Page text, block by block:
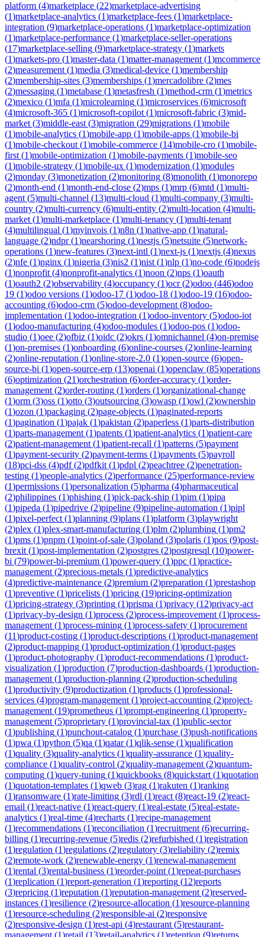
platform (4)marketplace (22)marketplace-advertising
(1)marketplace-analytics (1)marketplace-fees (1)marketplace-
integration (9)marketplace-operations (1)marketplace-optimization
(1)marketplace-performance (1)marketplace-seller-operations
(17)marketplace-selling (9)marketplace-strategy (1)markets
(1)markets-pro (1)master-data (1)matter-management (1)mcommerce
(2)measurement (1)media (3)medical-device (1)membership
(2)membership-sites (3)memberships (1)mercadolibre (2)mes
(2)messaging (1)metabase (1)metasfresh (1)method-crm (1)metrics
(2)mexico (1)mfa (1)microlearning (1)microservices (6)microsoft
(4)microsoft-365 (1)microsoft-copilot (1)microsoft-fabric (3)mid-
market (3)middle-east (3)migration (29)migrations (1)mobile
(1)mobile-analytics (1)mobile-app (1)mobile-apps (1)mobile-bi
(1)mobile-checkout (1)mobile-commerce (14)mobile-cro (1)mobile-
first (1)mobile-optimization (1)mobile-payments (1)mobile-seo
(1)mobile-strategy (1)mobile-ux (1)modernization (1)modules
(2)monday (3)monetization (2)monitoring (8)monolith (1)monorepo
(2)month-end (1)month-end-close (2)mps (1)mrp (6)mtd (1)multi-
agent (5)multi-channel (13)multi-cloud (1)multi-company (3)multi-
country (2)multi-currency (6)multi-entity (2)multi-location (4)multi-
market (1)multi-marketplace (1)multi-tenancy (1)multi-tenant
(4)multilingual (1)myinvois (1)n8n (1)native-app (1)natural-
language (2)ndpr(1)nearshoring (1)nestjs (5)netsuite (5)network-
operations (1)new-features (3)next-intl (1)next-js (1)nextjs (4)nexus
(2)nfe (1)nginx (1)nigeria (3)nis2 (1)nist (1)nlp (1)no-code (6)nodejs
(1)nonprofit (4)nonprofit-analytics (1)noon (2)nps (1)oauth
(1)oauth2 (2)observability (4)occupancy (1)ocr(2)odoo (446)odoo
19 (1)odoo versions (1)odoo-17 (1)odoo-18 (1)odoo-19 (16)odoo-
accounting (6)odoo-crm (5)odoo-development (8)odoo-
implementation (1)odoo-integration (1)odoo-inventory (5)odoo-iot
(1)odoo-manufacturing (4)odoo-modules (1)odoo-pos (1)odoo-
studio (1)oee (2)ofbiz (1)oidc (2)okrs (1)omnichannel (4)on-premise
(1)on-premises (1)onboarding (6)online-courses (2)online-learning
(2)online-reputation (1)online-store-2.0 (1)open-source (6)open-
source-bi (1)open-source-erp (13)openai (1)openclaw (85)operations
(6)optimization (21)orchestration (6)order-accuracy (1)order-
management (2)order-routing (1)orders (1)organizational-change
(1)orm (3)oss (1)otto (3)outsourcing (3)owasp (1)owl (2)ownership
(1)ozon (1)packaging (2)page-objects (1)paginated-reports
(1)pagination (1)pajak (1)pakistan (2)paperless (1)parts-distribution
(1)parts-management (1)patents (1)patient-analytics (1)patient-care
(2)patient-management (1)patient-recall (1)patterns (5)payment
(1)payment-security (2)payment-terms (1)payments (5)payroll
(18)pci-dss (4)pdf(2)pdfkit (1)pdpl (2)peachtree (2)penetration-
testing (1)people-analytics (2)performance (25)performance-review
(1)permissions (1)personalization (5)pharma (4)pharmaceutical
(2)philippines (1)phishing (1)pick-pack-ship (1)pim (1)pipa
(1)pipeda (1)pipedrive (2)pipeline (9)pipeline-automation (1)pipl
(1)pixel-perfect (1)planning (9)plans (1)platform (3)playwright
(2)plex (1)plex-smart-manufacturing (1)plm (2)plumbing (1)pm2
(1)pms (1)pnpm (1)point-of-sale (3)poland (3)polaris (1)pos (9)post-
brexit (1)post-implementation (2)postgres (2)postgresql (10)power-
bi (79)power-bi-premium (1)power-query (1)ppc (1)practice-
management (2)precious-metals (1)predictive-analytics
(4)predictive-maintenance (2)premium (2)preparation (1)prestashop
(1)preventive (1)pricelists (1)pricing (19)pricing-optimization
(1)pricing-strategy (3)printing (1)prisma (1)privacy (12)privacy-act
(1)privacy-by-design (1)process (2)process-improvement (1)process-
management (1)process-mining (1)process-safety (1)procurement
(11)product-costing (1)product-descriptions (1)product-management
(2)product-mapping (1)product-optimization (1)product-pages
(1)product-photography (1)product-recommendations (1)product-
visualization (1)production (7)production-dashboards (1)production-
management (1)production-planning (2)production-scheduling
(1)productivity (9)productization (1)products (1)professional-
services (4)program-management (1)project-accounting (2)project-
management (19)prometheus (1)prompt-engineering (1)property-
management (5)proprietary (1)provincial-tax (1)public-sector
(1)publishing (1)punchout-catalog (1)purchase (3)push-notifications
(1)pwa (1)python (5)qa (1)qatar(1)qlik-sense (1)qualification
(1)quality (3)quality-analytics (1)quality-assurance (1)quality-
compliance (1)quality-control (2)quality-management (2)quantum-
computing (1)query-tuning (1)quickbooks (8)quickstart (1)quotation
(1)quotation-templates (1)qweb (3)rag (1)rakuten (1)ranking
(1)ransomware (1)rate-limiting (3)rdl (1)react (8)react-19 (2)react-
email (1)react-native (1)react-query (1)real-estate (5)real-estate-
analytics (1)real-time (4)recharts (1)recipe-management
(1)recommendations (1)reconciliation (1)recruitment (6)recurring-
billing (1)recurring-revenue (5)redis (2)refurbished (1)registration
(1)regulation (1)regulations (2)regulatory (3)reliability (2)remix
(2)remote-work (2)renewable-energy (1)renewal-management
(1)rental (3)rental-business (1)reorder-point (1)repeat-purchases
(1)replication (1)report-generation (1)reporting (12)reports
(3)repricing (1)reputation (1)reputation-management (2)reserved-
instances (1)resilience (2)resource-allocation (1)resource-planning
(1)resource-scheduling (2)responsible-ai (2)responsive
(2)responsive-design (1)rest-api (4)restaurant (5)restaurant-
management (1)retail (13)retail-analytics (1)retention (9)returns